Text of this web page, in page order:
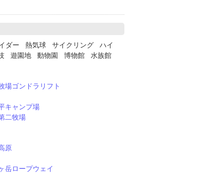
ダー 熱気球 サイクリング ハイ
遊園地 動物園 博物館 水族館
場ゴンドラリフト
キャンプ場
二牧場
原
岳ロープウェイ